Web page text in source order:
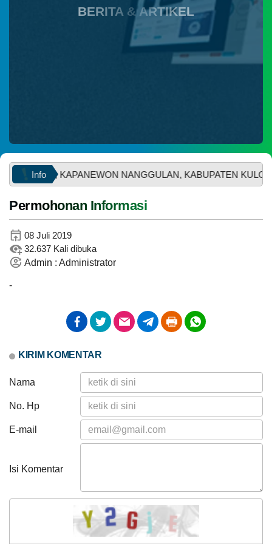
BERITA & ARTIKEL
InfoKAPANEWON NANGGULAN, KABUPATEN KULON
Permohonan Informasi
08 Juli 2019
32.637 Kali dibuka
Admin : Administrator
-
KIRIM KOMENTAR
Nama
No. Hp
E-mail
Isi Komentar
29
2026
56
Kali
WhatsApp